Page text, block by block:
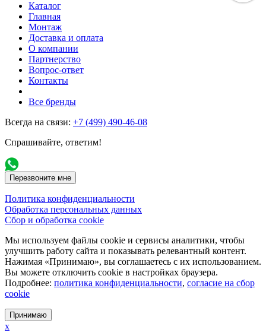
Каталог
Главная
Монтаж
Доставка и оплата
О компании
Партнерство
Вопрос-ответ
Контакты
Все бренды
Всегда на связи: +7 (499) 490-46-08
Спрашивайте, ответим!
Перезвоните мне
Политика конфиденциальности
Обработка персональных данных
Сбор и обработка cookie
Мы используем файлы cookie и сервисы аналитики, чтобы
улучшить работу сайта и показывать релевантный контент.
Нажимая «Принимаю», вы соглашаетесь с их использованием.
Вы можете отключить cookie в настройках браузера.
Подробнее: политика конфиденциальности, согласие на сбор
cookie
Принимаю
x